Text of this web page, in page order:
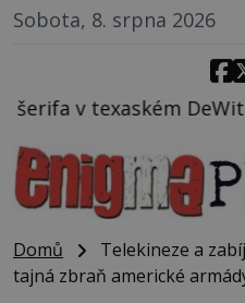
Sobota, 8. srpna 2026
County pořizuje
Domů
Telekineze a
tajná zbraň americké